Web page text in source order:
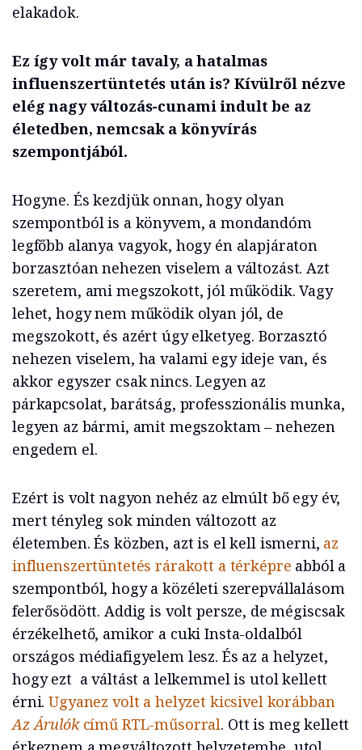
elakadok.
Ez így volt már tavaly, a hatalmas
influenszertüntetés után is? Kívülről nézve
elég nagy változás-cunami indult be az
életedben, nemcsak a könyvírás
szempontjából.
Hogyne. És kezdjük onnan, hogy olyan
szempontból is a könyvem, a mondandóm
legfőbb alanya vagyok, hogy én alapjáraton
borzasztóan nehezen viselem a változást. Azt
szeretem, ami megszokott, jól működik. Vagy
lehet, hogy nem működik olyan jól, de
megszokott, és azért úgy elketyeg. Borzasztó
nehezen viselem, ha valami egy ideje van, és
akkor egyszer csak nincs. Legyen az
párkapcsolat, barátság, professzionális munka,
legyen az bármi, amit megszoktam – nehezen
engedem el.
Ezért is volt nagyon nehéz az elmúlt bő egy év,
mert tényleg sok minden változott az
életemben. És közben, azt is el kell ismerni, az
influenszertüntetés rárakott a térképre abból a
szempontból, hogy a közéleti szerepvállalásom
felerősödött. Addig is volt persze, de mégiscsak
érzékelhető, amikor a cuki Insta-oldalból
országos médiafigyelem lesz. És az a helyzet,
hogy ezt a váltást a lelkemmel is utol kellett
érni.Ugyanez volt a helyzet kicsivel korábban
Az Árulókcímű RTL-műsorral. Ott is meg kellett